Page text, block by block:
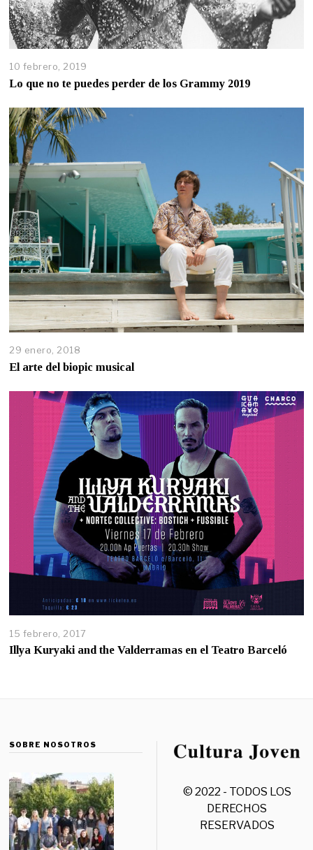
10 febrero, 2019
Lo que no te puedes perder de los Grammy 2019
29 enero, 2018
El arte del biopic musical
15 febrero, 2017
Illya Kuryaki and the Valderramas en el Teatro Barceló
SOBRE NOSOTROS
© 2022 - TODOS LOS
DERECHOS
RESERVADOS